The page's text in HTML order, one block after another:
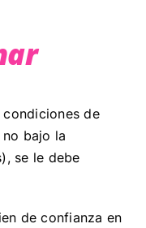
de
bajo la
se le debe
de confianza en